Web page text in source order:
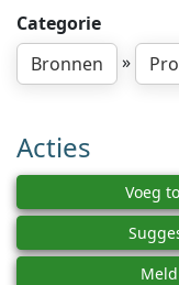
Categorie
Bronnen
»
Acties
Voeg